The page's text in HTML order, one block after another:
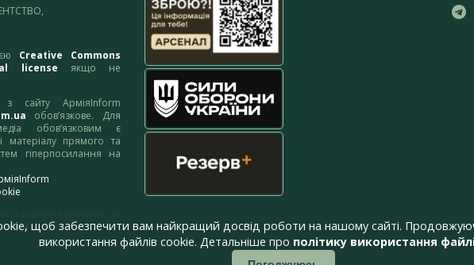
Creative Commons
license якщо не
з сайту АрміяInform
обов’язкове. Для
обов’язковим є
прямого та
гіперпосилання на
щоб забезпечити вам найкращий досвід роботи на нашому сайті.
використання файлів cookie. Детальніше про політику використання